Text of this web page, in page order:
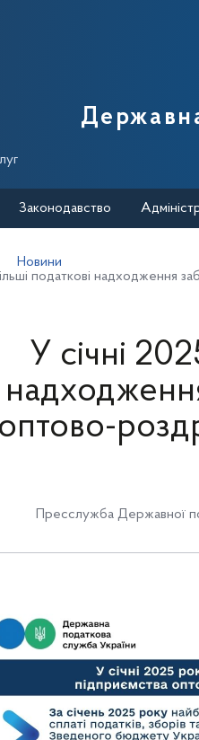
Державної
Законодавство
Новини
податкові надходження
У січні
оптово-
Пресслужба Державної